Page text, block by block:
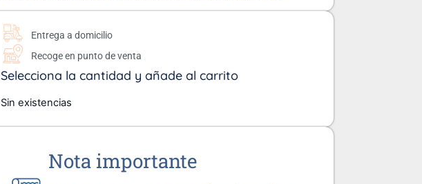
Entrega a domicilio
Recoge en punto de venta
Selecciona la cantidad y añade al carrito
Sin existencias
Nota importante